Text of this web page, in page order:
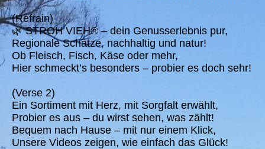
(Refrain)
🌿 STROH VIEH® – dein Genusserlebnis pur,
Regionale Schätze, nachhaltig und natur!
Ob Fleisch, Fisch, Käse oder mehr,
Hier schmeckt’s besonders – probier es doch sehr!
(Verse 2)
Ein Sortiment mit Herz, mit Sorgfalt erwählt,
Probier es aus – du wirst sehen, was zählt!
Bequem nach Hause – mit nur einem Klick,
Unsere Videos zeigen, wie einfach das Glück!